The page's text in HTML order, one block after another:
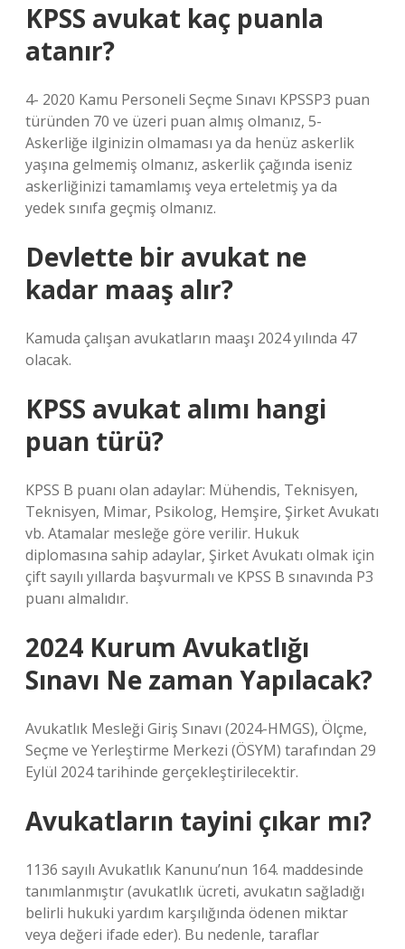
KPSS avukat kaç puanla
atanır?
4- 2020 Kamu Personeli Seçme Sınavı KPSSP3 puan
türünden 70 ve üzeri puan almış olmanız, 5-
Askerliğe ilginizin olmaması ya da henüz askerlik
yaşına gelmemiş olmanız, askerlik çağında iseniz
askerliğinizi tamamlamış veya erteletmiş ya da
yedek sınıfa geçmiş olmanız.
Devlette bir avukat ne
kadar maaş alır?
Kamuda çalışan avukatların maaşı 2024 yılında 47
olacak.
KPSS avukat alımı hangi
puan türü?
KPSS B puanı olan adaylar: Mühendis, Teknisyen,
Teknisyen, Mimar, Psikolog, Hemşire, Şirket Avukatı
vb. Atamalar mesleğe göre verilir. Hukuk
diplomasına sahip adaylar, Şirket Avukatı olmak için
çift sayılı yıllarda başvurmalı ve KPSS B sınavında P3
puanı almalıdır.
2024 Kurum Avukatlığı
Sınavı Ne zaman Yapılacak?
Avukatlık Mesleği Giriş Sınavı (2024-HMGS), Ölçme,
Seçme ve Yerleştirme Merkezi (ÖSYM) tarafından 29
Eylül 2024 tarihinde gerçekleştirilecektir.
Avukatların tayini çıkar mı?
1136 sayılı Avukatlık Kanunu’nun 164. maddesinde
tanımlanmıştır (avukatlık ücreti, avukatın sağladığı
belirli hukuki yardım karşılığında ödenen miktar
veya değeri ifade eder). Bu nedenle, taraflar